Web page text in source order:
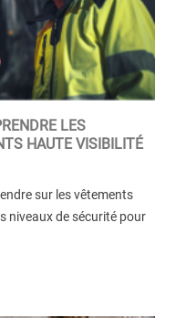
LES
HAUTE VISIBILITÉ
sur les vêtements
niveaux de sécurité pour